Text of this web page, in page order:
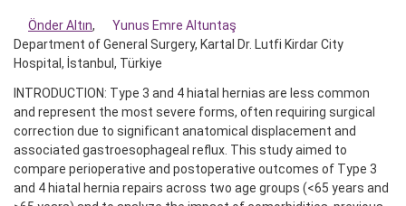
Önder Altın,
Yunus Emre Altuntaş
Department of General Surgery, Kartal Dr. Lutfi Kirdar City
Hospital, İstanbul, Türkiye
INTRODUCTION: Type 3 and 4 hiatal hernias are less common
and represent the most severe forms, often requiring surgical
correction due to significant anatomical displacement and
associated gastroesophageal reflux. This study aimed to
compare perioperative and postoperative outcomes of Type 3
and 4 hiatal hernia repairs across two age groups (<65 years and